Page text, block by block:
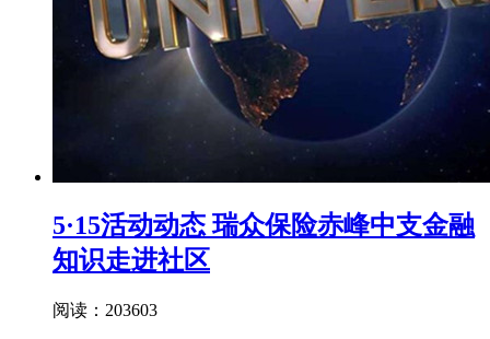
5·15活动动态 瑞众保险赤峰中支金融
知识走进社区
阅读：203603